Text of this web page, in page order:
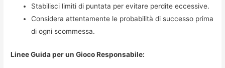
Stabilisci limiti di puntata per evitare perdite eccessive.
Considera attentamente le probabilità di successo prima
di ogni scommessa.
Linee Guida per un Gioco Responsabile: